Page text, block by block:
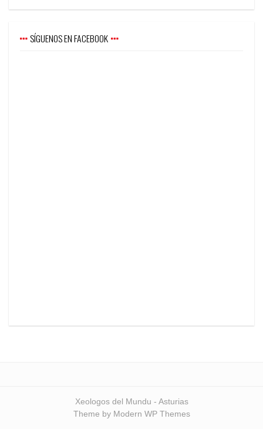
SÍGUENOS EN FACEBOOK
Xeologos del Mundu - Asturias
Theme by Modern WP Themes